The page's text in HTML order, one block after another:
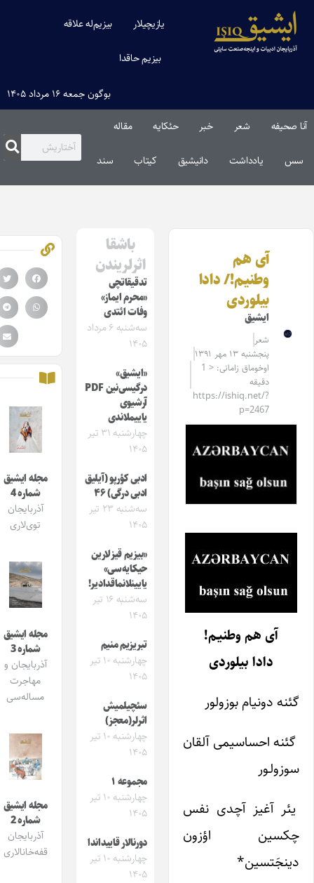
یازیچیلار بیزیم‌له علاقه
بیزیم حاقدا
بوگون جمعه ۱۶ مرداد ۱۴۰۵
صحیفه شعر خبر حئکایه مقاله‌
سس یادداشت دانیشیق کیتاب سند
آی هم
وطنیـم!/ دادا
بیلوردی
ایشیق
شعر
پنجشنبه ۱۳ مهر ۱۳۹۱
اوخوماق زامانی: < 1
دقیقه
https://ishiq.net/?
p=2467
آی هم وطنیـم!
دادا بیلوردی
گئنه دونیام بوزولور
گئنه احساسیمی آلقان
سوزولـور
یئر آغیز آچدی نفس
چکسین اؤزون
دینجَتسین*
باشقا
اثرلریندن
تدقیقاتچی
«محرم ایماز»
وفات ائتدی
سه‌شنبه ۶ مرداد
۱۴۰۵
«ایشیق»
درگیسی‌نین PDF
آرشیوی
یاییملاندی
چهارشنبه ۳۱ تیر
۱۴۰۵
ادبی کؤرپو (آیلیق
ادبی درگی) ۴۶
سه‌شنبه ۲۳ تیر
۱۴۰۵
«بیزیم قیزلارین
حیکایه‌سی»
یایینلانماقدادیر!
سه‌شنبه ۱۶ تیر
۱۴۰۵
تبریزیم منیم
چهارشنبه ۱۰ تیر
۱۴۰۵
سئچیلمیش
اثرلر(معجز)
چهارشنبه ۱۰ تیر
۱۴۰۵
مجموعه ۱
چهارشنبه ۱۰ تیر
۱۴۰۵
دورنالار قاییداندا
چهارشنبه ۱۰ تیر
۱۴۰۵
مجله ایشیق
شماره 4
آذربایجان
توی‌لاری
مجله ایشیق
شماره 3
آذربایجان و
مهاجرت
مساله‌سی
مجله ایشیق
شماره 2
آذربایجان
قفه‌خانالاری